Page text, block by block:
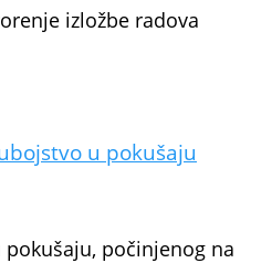
izložbe radova
u pokušaju
počinjenog na